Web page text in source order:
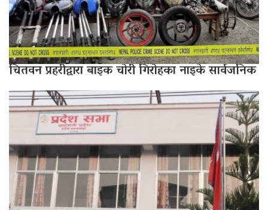
चितवन प्रहरीद्वारा बाइक चोरी गिरोहका नाइके सार्वजनिक